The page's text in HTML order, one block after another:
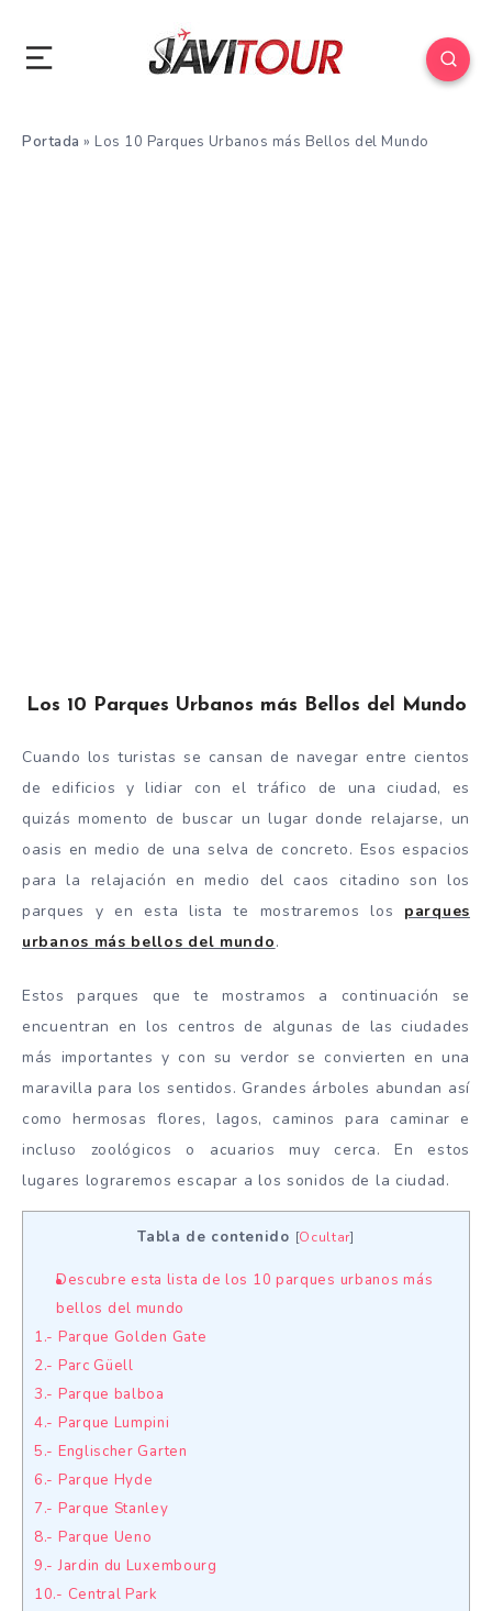
Portada » Los 10 Parques Urbanos más Bellos del Mundo
Los 10 Parques Urbanos más Bellos del Mundo
Cuando los turistas se cansan de navegar entre cientos
de edificios y lidiar con el tráfico de una ciudad, es
quizás momento de buscar un lugar donde relajarse, un
oasis en medio de una selva de concreto. Esos espacios
para la relajación en medio del caos citadino son los
parques y en esta lista te mostraremos los parques
urbanos más bellos del mundo.
Estos parques que te mostramos a continuación se
encuentran en los centros de algunas de las ciudades
más importantes y con su verdor se convierten en una
maravilla para los sentidos. Grandes árboles abundan así
como hermosas flores, lagos, caminos para caminar e
incluso zoológicos o acuarios muy cerca. En estos
lugares lograremos escapar a los sonidos de la ciudad.
Tabla de contenido [Ocultar]
Descubre esta lista de los 10 parques urbanos más
bellos del mundo
1.- Parque Golden Gate
2.- Parc Güell
3.- Parque balboa
4.- Parque Lumpini
5.- Englischer Garten
6.- Parque Hyde
7.- Parque Stanley
8.- Parque Ueno
9.- Jardin du Luxembourg
10.- Central Park